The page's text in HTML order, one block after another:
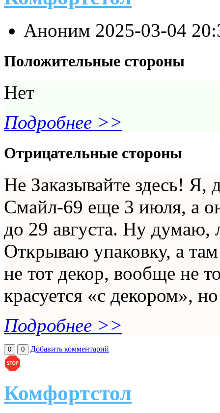
Аноним 2025-03-04
Положительные стороны
Нет
Подробнее >>
Отрицательные стороны
Не Заказывайте здесь! Я,
Смайл-69 еще 3 июля, а
до 29 августа. Ну думаю,
Открываю упаковку, а
не тот декор, вообще не
красуется «с декором»,
Подробнее >>
0 0 Добавить комментарий
Комфортстол